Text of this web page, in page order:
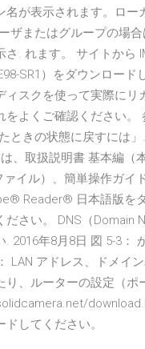
名が表示されます。ロー
ザまたはグループの場
さ. れます。 サイトから
SR1）をダウンロード
ィスクを使って実際にリ
をよくご確認ください。
ときの状態に戻すには
、取扱説明書 基本編（
ァイル）、簡単操作ガイ
Reader® 日本語版を
ださい。 DNS（Domain
. 2016年8月8日 図 5-3：
LAN アドレス、ドメイ
り、ルーターの設定（ポ
してください。